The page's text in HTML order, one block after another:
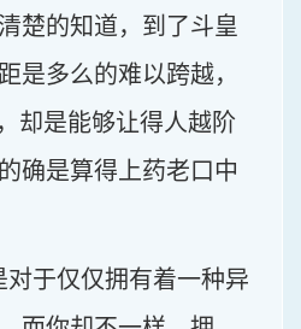
楚的知道，到了斗皇
是多么的难以跨越，
却是能够让得人越阶
确是算得上药老口中
对于仅仅拥有着一种异